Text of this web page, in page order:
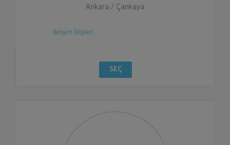
Ankara / Çankaya
İletişim Bilgileri
SEÇ